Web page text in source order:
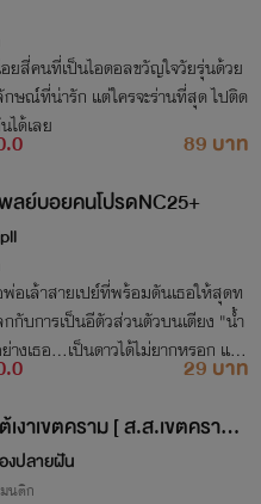
ยสี่คนที่เป็นไอดอลขวัญใจวัยรุ่นด้วย
ษณ์ที่น่ารัก แต่ใครจะร่านที่สุด ไปติด
ด้เลย ￼
89 บาท
ลย์บอยคนโปรดNC25+
พ่อเล้าสายเปย์ที่พร้อมดันเธอให้สุดท
กับการเป็นอีตัวส่วนตัวบนเตียง "น้ำ
างเธอ...เป็นดาวได้ไม่ยากหรอก แค่ย
นอ้าปากอมควยฉันทุกวัน แล้วแอ่นหี
29 บาท
เงาเขตคราม [ ส.ส.เขตคราม -
หมอณิชา ]
งปลายฝัน
นติก